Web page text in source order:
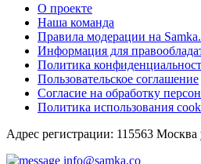
О проекте
Наша команда
Правила модерации на
Информация для
Политика
Пользовательское соглашение
Согласие на обработку
Политика использования
Адрес регистрации: 115563 Москва
info@samka.co